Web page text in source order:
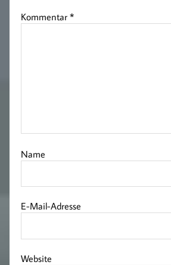
Kommentar*
Name
E-Mail-Adresse
Website